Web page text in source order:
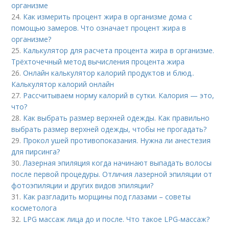
организме
24. Как измерить процент жира в организме дома с
помощью замеров. Что означает процент жира в
организме?
25. Калькулятор для расчета процента жира в организме.
Трёхточечный метод вычисления процента жира
26.Онлайн калькулятор калорий продуктов и блюд..
Калькулятор калорий онлайн
27. Рассчитываем норму калорий в сутки. Калория — это,
что?
28. Как выбрать размер верхней одежды. Как правильно
выбрать размер верхней одежды, чтобы не прогадать?
29. Прокол ушей противопоказания. Нужна ли анестезия
для пирсинга?
30.Лазерная эпиляция когда начинают выпадать волосы
после первой процедуры. Отличия лазерной эпиляции от
фотоэпиляции и других видов эпиляции?
31. Как разгладить морщины под глазами – советы
косметолога
32. LPG массаж лица до и после. Что такое LPG-массаж?